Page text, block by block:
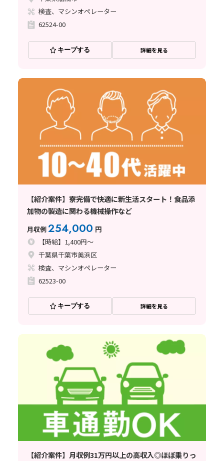
検査、マシンオペレーター
62524-00
キープする 詳細を見る
【紹介案件】寮完備で快適に新生活スタート！食品添
加物の製造に関わる機械操作など
月収例254,000 円
【時給】1,400円～
千葉県千葉市美浜区
検査、マシンオペレーター
62523-00
キープする 詳細を見る
【紹介案件】月収例31万円以上の高収入◎ほぼ乗りっ